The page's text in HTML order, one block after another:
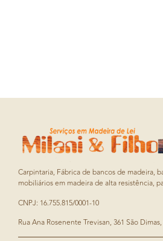
Carpintaria, Fábrica de bancos de madeira,
mobiliários em madeira de alta resistência,
CNPJ: 16.755.815/0001-10
Rua Ana Rosenente Trevisan, 361 São